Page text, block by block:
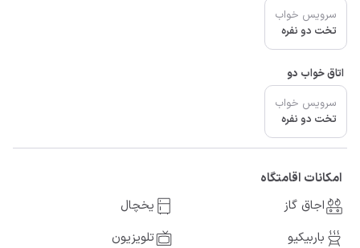
سرویس خواب
تخت دو نفره
اتاق خواب دو
سرویس خواب
تخت دو نفره
امکانات اقامتگاه
اجاق گاز
یخچال
باربیکیو
تلویزیون